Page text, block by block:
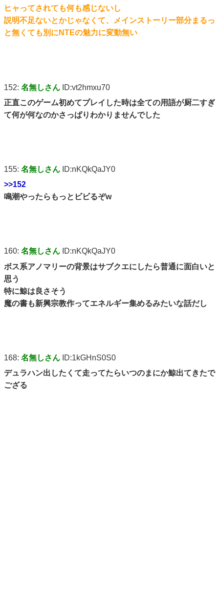
ヒャってされても何も感じないし
説明不足ないとかじゃなくて、メインストーリー部分まるっ
と無くても別にNTEの魅力に変動無い
152: 名無しさん ID:vt2hmxu70
正直このゲーム初めてプレイした時は全ての用語が厨二すぎ
て何が何なのかさっぱりわかりませんでした
155: 名無しさん ID:nKQkQaJY0
>>152
鳴潮やったらもっとビビるぞw
160: 名無しさん ID:nKQkQaJY0
ボス系アノマリーの背景はサブクエにしたら普通に面白いと
思う
特に鯨は良さそう
魔の書も新興宗教作ってエネルギー集めるみたいな話だし
168: 名無しさん ID:1kGHnS0S0
デュラハン出したくて走ってたらいつのまにか鯨出てきたで
ござる